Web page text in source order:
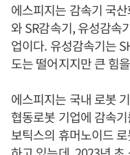
에스피지는 감속기 국
와 SR감속기, 유성감속
업이다. 유성감속기는
도는 떨어지지만 큰 힘
에스피지는 국내 로봇
협동로봇 기업에 감속
보틱스의 휴머노이드